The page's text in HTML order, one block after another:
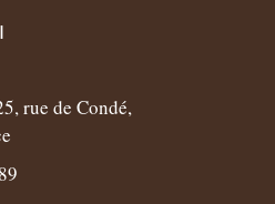
rue de Condé,